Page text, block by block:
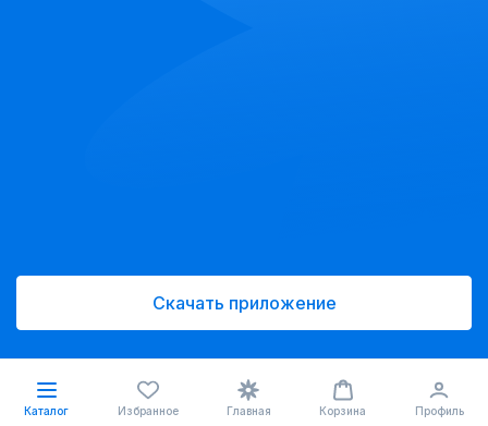
Скачать приложение
Каталог Избранное Главная Корзина Профиль